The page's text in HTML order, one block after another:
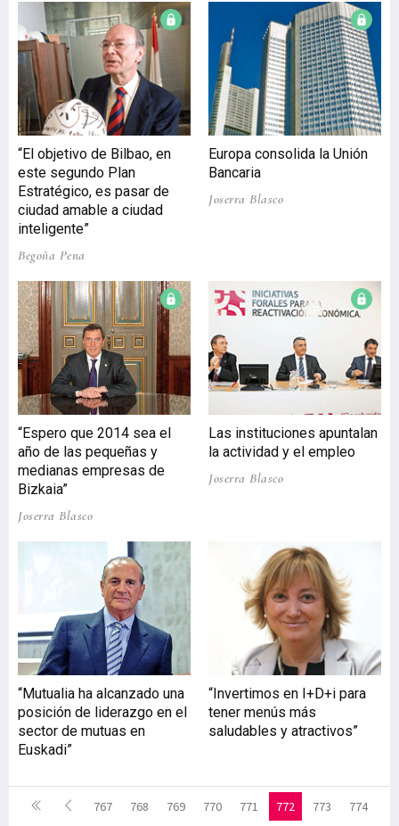
“El objetivo de Bilbao, en
este segundo Plan
Estratégico, es pasar de
ciudad amable a ciudad
inteligente”
Begoña Pena
Europa consolida la Unión
Bancaria
Joserra Blasco
“Espero que 2014 sea el
año de las pequeñas y
medianas empresas de
Bizkaia”
Joserra Blasco
Las instituciones apuntalan
la actividad y el empleo
Joserra Blasco
“Mutualia ha alcanzado una
posición de liderazgo en el
sector de mutuas en
Euskadi”
“Invertimos en I+D+i para
tener menús más
saludables y atractivos”
767 768 769 770 771 772 773
774